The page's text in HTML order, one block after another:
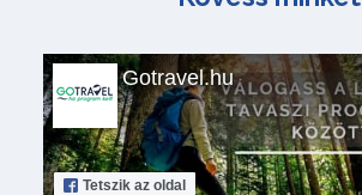
Gotravel.hu
Tetszik az oldal